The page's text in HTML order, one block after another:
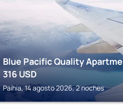
Blue Pacific Quality
316 USD
Paihia, 14 agosto 2026, 2 noches